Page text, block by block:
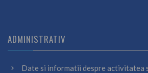
ADMINISTRATIV
Date si informatii despre activitatea